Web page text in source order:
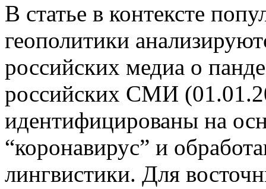
В статье в контексте
геополитики
российских медиа о
российских СМИ
идентифицированы на
“коронавирус” и
лингвистики. Для